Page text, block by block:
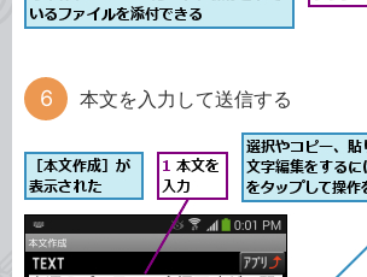
本文を入力して送信する